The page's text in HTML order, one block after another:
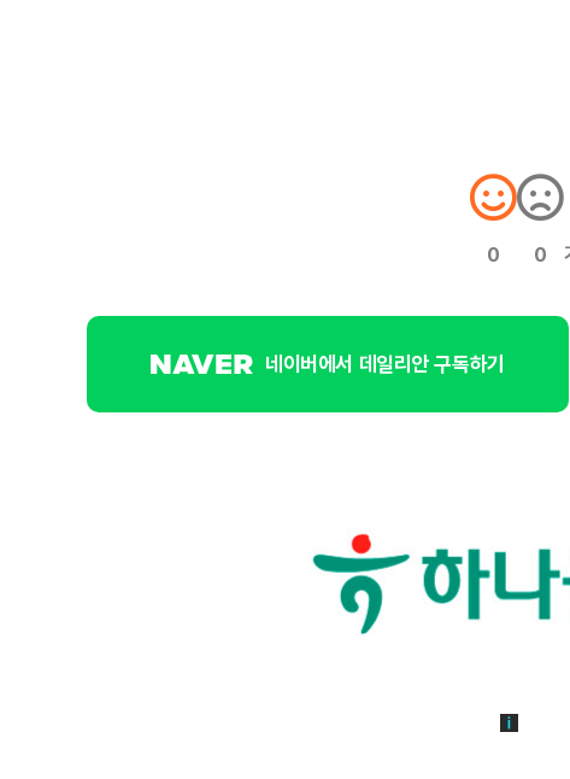
0 0
네이버에서 데일리안 구독하기